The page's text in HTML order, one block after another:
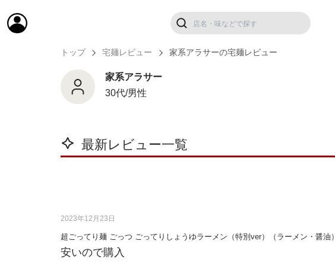
トップ 宅麺レビュー 家系アラサーの宅麺レビュー
家系アラサー
30代/男性
最新レビュー一覧
2023年12月23日
超ごってり麺 ごっつ ごってりしょうゆラーメン（特別ver）（ラーメン・醤油）
安いので購入